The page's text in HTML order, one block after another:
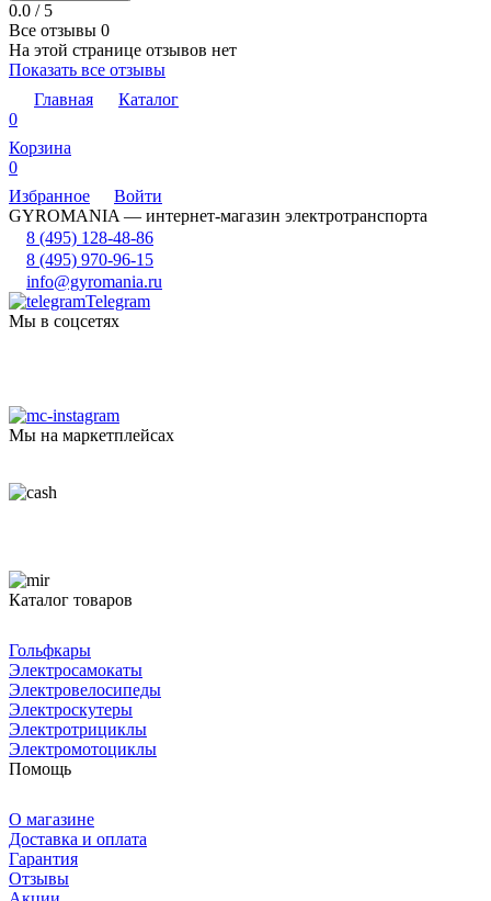
0.0 / 5
Все отзывы 0
На этой странице отзывов нет
Показать все отзывы
Главная
Каталог
0
Корзина
0
Избранное
Войти
GYROMANIA — интернет-магазин электротранспорта
8 (495) 128-48-86
8 (495) 970-96-15
info@gyromania.ru
Telegram
Мы в соцсетях
Мы на маркетплейсах
Каталог товаров
Гольфкары
Электросамокаты
Электровелосипеды
Электроскутеры
Электротрициклы
Электромотоциклы
Помощь
О магазине
Доставка и оплата
Гарантия
Отзывы